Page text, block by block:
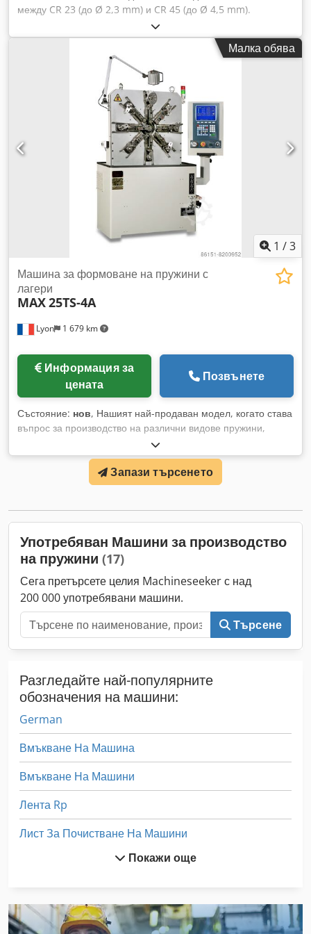
между CR 23 (до Ø 2,3 mm) и CR 45 (до Ø 4,5 mm).
Машината разполага с между 12 и 16 оси, като по-долу са
изброени основните 12 оси: - подаване на телта - въртене
на телта - въртене на дюзата - един серво върток - 8
независими плъзгача (8 оси) Опционално (до 4
допълнителни оси): - серво ножица - допълнителни серво
въртоци - странично преместване на навиващия пръст -
трансфер за повдигане на втория ухо (германски тип) на
опъваща пружина. Максимална скорост на подаване: 54 м/
мин. Размери на машината: 2,36 x 2,10 x 2,10 м. Тегло на
машината: 2 300 кг. Dodpfevbdq Rjx Aliokr Не се колебайте
да се свържете с нас за всякакви допълнителни въпроси.
Малка обява
1 /3
Lyon 1 679 km
Машина за формоване на пружини с
лагери
MAX25TS-4A
Информация за
цената
Позвънете
Състояние: нов, Нашият най-продаван модел, когато става
въпрос за производство на различни видове пружини,
включително торсионни, двойно-торсионни, разтегателни и
телени форми. Евтина на цена, но безценна по отношение
на производствения капацитет, прецизността и
възможностите. Dkjdpfji Ik D Eox Alier
Запази търсенето
Употребяван Машини за производство
на пружини (17)
Сега претърсете целия Machineseeker с над
200 000 употребявани машини.
Търсене
Разгледайте най-популярните
обозначения на машини:
German
Вмъкване На Машина
Вмъкване На Машини
Лента Rp
Лист За Почистване На Машини
Машина За Гравиране На Стъкло
Машина За Миене На Гуми
Покажи още